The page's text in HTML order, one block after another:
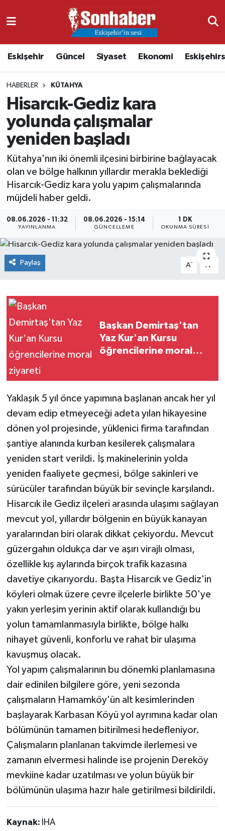
Eskişehir Güncel Siyaset Ekonomi
HABERLER KÜTAHYA
Hisarcık-Gediz kara
yolunda çalışmalar
yeniden başladı
Kütahya'nın iki önemli ilçesini birbirine bağlayacak
olan ve bölge halkının yıllardır merakla beklediği
Hisarcık-Gediz kara yolu yapım çalışmalarında
müjdeli haber geldi.
08.06.2026 - 11:32
YAYINLANMA
08.06.2026 - 15:14
GÜNCELLEME
1 DK
OKUNMA SÜRESI
Paylaş A- A
Başkan Demirtaş'tan
Yaz Kur'an Kursu
öğrencilerine moral
Yaklaşık 5 yıl önce yapımına başlanan ancak her yıl
devam edip etmeyeceği adeta yılan hikayesine
dönen yol projesinde, yüklenici firma tarafından
şantiye alanında kurban kesilerek çalışmalara
yeniden start verildi. İş makinelerinin yolda
yeniden faaliyete geçmesi, bölge sakinleri ve
sürücüler tarafından büyük bir sevinçle karşılandı.
Hisarcık ile Gediz ilçeleri arasında ulaşımı sağlayan
mevcut yol, yıllardır bölgenin en büyük kanayan
yaralarından biri olarak dikkat çekiyordu. Mevcut
güzergahın oldukça dar ve aşırı virajlı olması,
özellikle kış aylarında birçok trafik kazasına
davetiye çıkarıyordu. Başta Hisarcık ve Gediz'in
köyleri olmak üzere çevre ilçelerle birlikte 50'ye
yakın yerleşim yerinin aktif olarak kullandığı bu
yolun tamamlanmasıyla birlikte, bölge halkı
nihayet güvenli, konforlu ve rahat bir ulaşıma
kavuşmuş olacak.
Yol yapım çalışmalarının bu dönemki planlamasına
dair edinilen bilgilere göre, yeni sezonda
çalışmaların Hamamköy'ün alt kesimlerinden
başlayarak Karbasan Köyü yol ayrımına kadar olan
bölümünün tamamen bitirilmesi hedefleniyor.
Çalışmaların planlanan takvimde ilerlemesi ve
zamanın elvermesi halinde ise projenin Dereköy
mevkiine kadar uzatılması ve yolun büyük bir
bölümünün ulaşıma hazır hale getirilmesi bildirildi.
Kaynak: İHA
Ekonomi
Güncel
Kültür & Sanat
Magazin
Sağlık
Siyaset
Spor
Nöbetçi Eczaneler
Namaz Vakitleri
Trafik Durumu
Süper Lig Puan Durumu ve Fikstür
Tüm Manşetler
Son Dakika Haberleri
Haber Arşivi